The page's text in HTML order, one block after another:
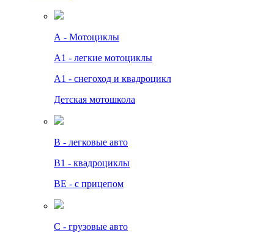
А - Мотоциклы
A1 - легкие мотоциклы
A1 - снегоход и квадроцикл
Детская мотошкола
B - легковые авто
В1 - квадроциклы
BE - с прицепом
C - грузовые авто